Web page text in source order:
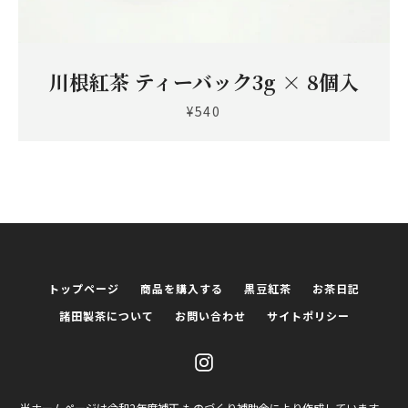
川根紅茶 ティーバック3g × 8個入
¥540
トップページ 商品を購入する 黒豆紅茶
お茶日記
諸田製茶について
お問い合わせ サイトポリシー